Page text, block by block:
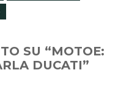
SU “MOTOE:
DUCATI”